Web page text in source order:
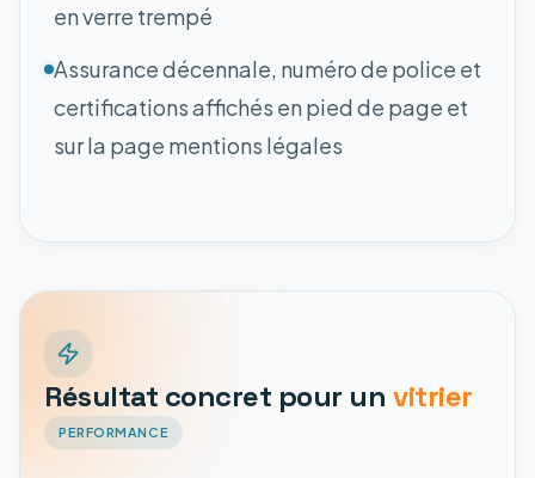
en verre trempé
Assurance décennale, numéro de police et
certifications affichés en pied de page et
sur la page mentions légales
Résultat concret pour un vitrier
PERFORMANCE